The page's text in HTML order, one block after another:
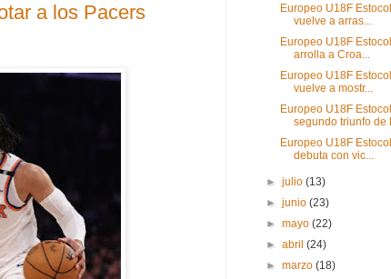
a los Pacers
Europeo U18F
vuelve a arras...
Europeo U18F
arrolla a Croa...
Europeo U18F
vuelve a mostr...
Europeo U18F
segundo triunfo de
Europeo U18F
debuta con vic...
►julio(13)
►junio(23)
►mayo(22)
►abril(24)
►marzo(18)